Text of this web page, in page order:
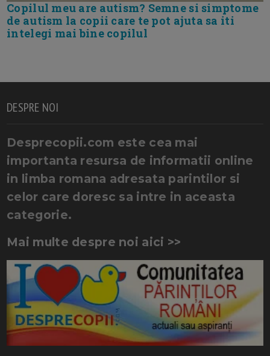
Copilul meu are autism? Semne si simptome
de autism la copii care te pot ajuta sa iti
intelegi mai bine copilul
DESPRE NOI
Desprecopii.com este cea mai
importanta resursa de informatii online
in limba romana adresata parintilor si
celor care doresc sa intre in aceasta
categorie.
Mai multe despre noi aici >>